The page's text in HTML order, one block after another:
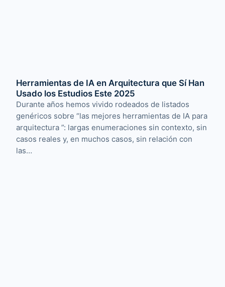
Herramientas de IA en Arquitectura que Sí Han
Usado los Estudios Este 2025
Durante años hemos vivido rodeados de listados
genéricos sobre “las mejores herramientas de IA para
arquitectura ”: largas enumeraciones sin contexto, sin
casos reales y, en muchos casos, sin relación con
las…